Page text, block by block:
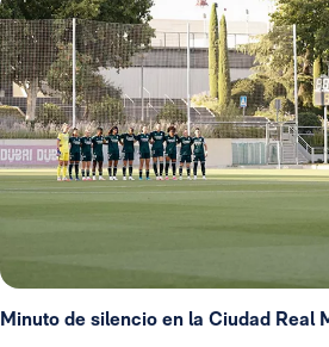
Minuto de silencio en la Ciudad Real